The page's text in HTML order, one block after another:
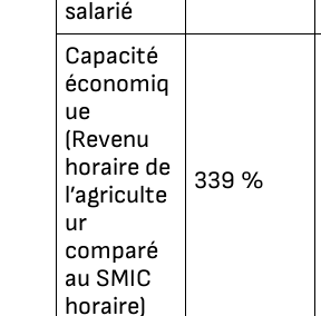
salarié
Capacité
économiq
ue
(Revenu
horaire de
l’agriculte
ur
comparé
au SMIC
horaire)
339 %